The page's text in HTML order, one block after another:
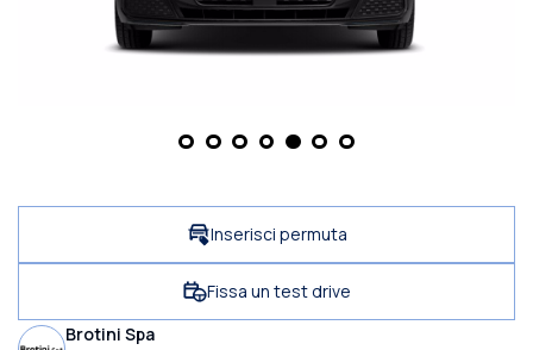
Inserisci permuta
Fissa un test drive
Brotini Spa